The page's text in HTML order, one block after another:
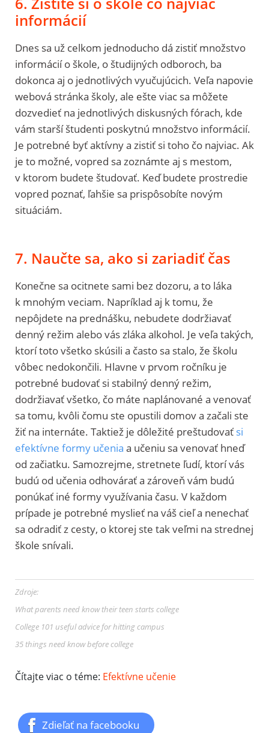
informácií
Dnes sa už celkom jednoducho dá zistiť množstvo
informácií o škole, o študijných odboroch, ba
dokonca aj o jednotlivých vyučujúcich. Veľa napovie
webová stránka školy, ale ešte viac sa môžete
dozvedieť na jednotlivých diskusných fórach, kde
vám starší študenti poskytnú množstvo informácií.
Je potrebné byť aktívny a zistiť si toho čo najviac. Ak
je to možné, vopred sa zoznámte aj s mestom,
v ktorom budete študovať. Keď budete prostredie
vopred poznať, ľahšie sa prispôsobíte novým
situáciám.
7. Naučte sa, ako si zariadiť čas
Konečne sa ocitnete sami bez dozoru, a to láka
k mnohým veciam. Napríklad aj k tomu, že
nepôjdete na prednášku, nebudete dodržiavať
denný režim alebo vás zláka alkohol. Je veľa takých,
ktorí toto všetko skúsili a často sa stalo, že školu
vôbec nedokončili. Hlavne v prvom ročníku je
potrebné budovať si stabilný denný režim,
dodržiavať všetko, čo máte naplánované a venovať
sa tomu, kvôli čomu ste opustili domov a začali ste
žiť na internáte. Taktiež je dôležité preštudovať si
efektívne formy učenia a učeniu sa venovať hneď
od začiatku. Samozrejme, stretnete ľudí, ktorí vás
budú od učenia odhovárať a zároveň vám budú
ponúkať iné formy využívania času. V každom
prípade je potrebné myslieť na váš cieľ a nenechať
sa odradiť z cesty, o ktorej ste tak veľmi na strednej
škole snívali.
Zdroje:
What parents need know their teen starts college
College 101 useful advice for hitting campus
35 things need know before college
Čítajte viac o téme: Efektívne učenie
Zdieľať na facebooku